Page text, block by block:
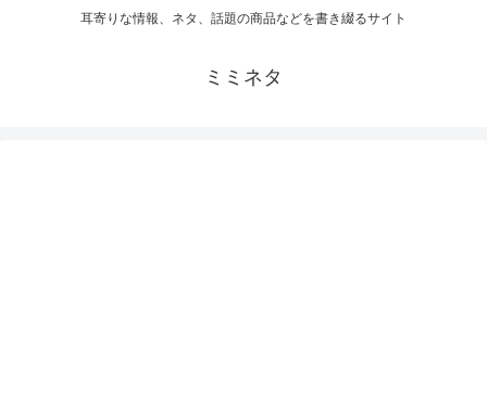
耳寄りな情報、ネタ、話題の商品などを書き綴るサイト
ミミネタ